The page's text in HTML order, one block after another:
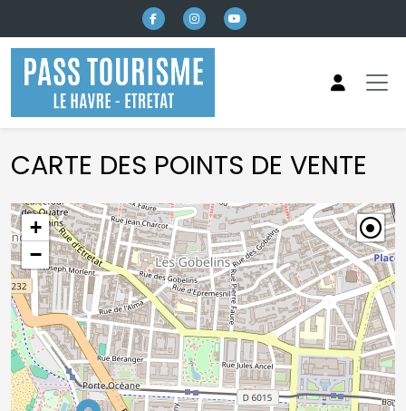
Aller au contenu principal
CARTE DES POINTS DE VENTE
+
−